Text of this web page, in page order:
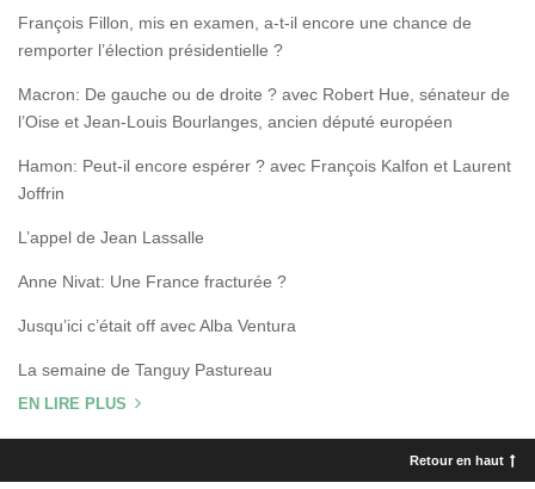
François Fillon, mis en examen, a-t-il encore une chance de
remporter l’élection présidentielle ?
Macron: De gauche ou de droite ? avec Robert Hue, sénateur de
l’Oise et Jean-Louis Bourlanges, ancien député européen
Hamon: Peut-il encore espérer ? avec François Kalfon et Laurent
Joffrin
L’appel de Jean Lassalle
Anne Nivat: Une France fracturée ?
Jusqu’ici c’était off avec Alba Ventura
La semaine de Tanguy Pastureau
EN LIRE PLUS
Retour en haut